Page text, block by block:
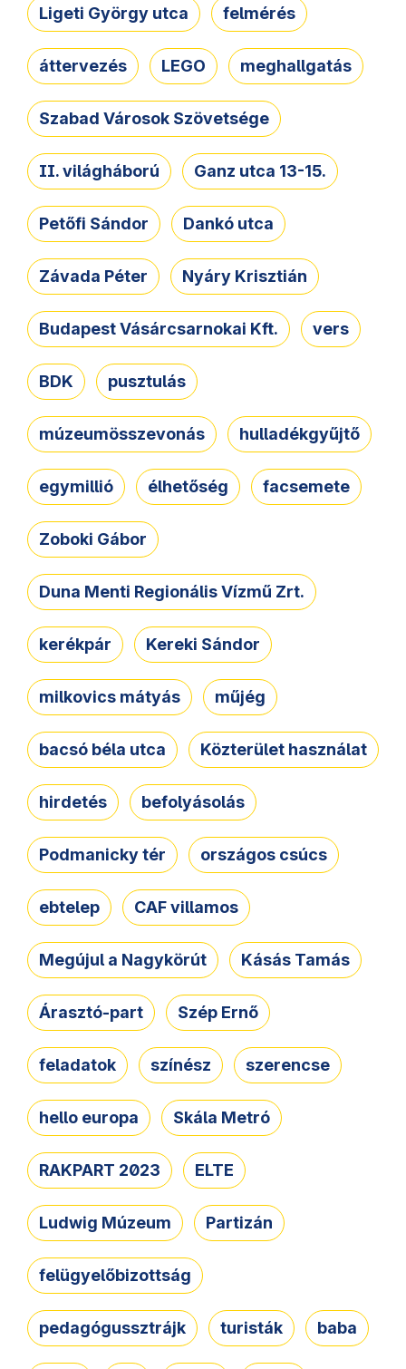
Ligeti György utca felmérés
áttervezés LEGO meghallgatás
Szabad Városok Szövetsége
II. világháború Ganz utca 13-15.
Petőfi Sándor Dankó utca
Závada Péter Nyáry Krisztián
Budapest Vásárcsarnokai Kft. vers
BDK pusztulás
múzeumösszevonás hulladékgyűjtő
egymillió élhetőség facsemete
Zoboki Gábor
Duna Menti Regionális Vízmű Zrt.
kerékpár Kereki Sándor
milkovics mátyás műjég
bacsó béla utca Közterület használat
hirdetés befolyásolás
Podmanicky tér országos csúcs
ebtelep CAF villamos
Megújul a Nagykörút Kásás Tamás
Árasztó-part Szép Ernő
feladatok színész szerencse
hello europa Skála Metró
RAKPART 2023 ELTE
Ludwig Múzeum Partizán
felügyelőbizottság
pedagógussztrájk turisták baba